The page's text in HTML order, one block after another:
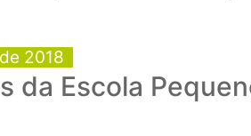
2018
da Escola